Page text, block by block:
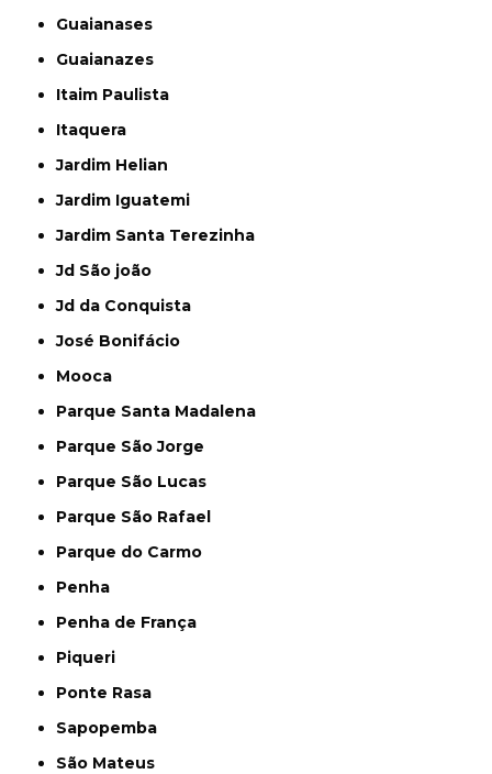
Guaianases
Guaianazes
Itaim Paulista
Itaquera
Jardim Helian
Jardim Iguatemi
Jardim Santa Terezinha
Jd São joão
Jd da Conquista
José Bonifácio
Mooca
Parque Santa Madalena
Parque São Jorge
Parque São Lucas
Parque São Rafael
Parque do Carmo
Penha
Penha de França
Piqueri
Ponte Rasa
Sapopemba
São Mateus